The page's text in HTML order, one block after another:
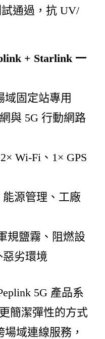
通過，抗 UV/
+ Starlink 一
域固定站專用
與 5G 行動網路
Wi-Fi、1× GPS
源管理、工廠
規鹽霧、阻燃設
劣環境
5G 產品系
簡潔彈性的方式
域連線服務，